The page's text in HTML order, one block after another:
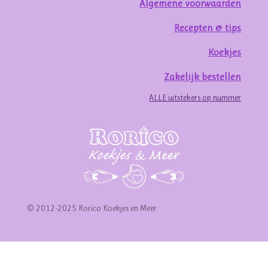
Algemene voorwaarden
Recepten & tips
Koekjes
Zakelijk bestellen
ALLE uitstekers op nummer
© 2012-2025 Rorico Koekjes en Meer